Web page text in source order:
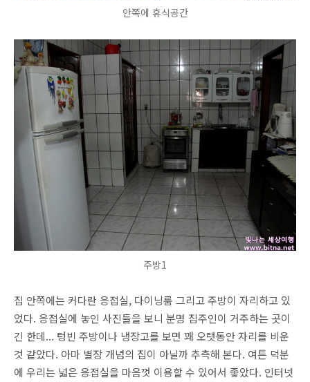
안쪽에 휴식공간
주방1
집 안쪽에는 커다란 응접실, 다이닝룸 그리고 주방이 자리하고 있
었다. 응접실에 놓인 사진들을 보니 분명 집주인이 거주하는 곳이
긴 한데... 텅빈 주방이나 냉장고를 보면 꽤 오랫동안 자리를 비운
것 같았다. 아마 별장 개념의 집이 아닐까 추측해 본다. 여튼 덕분
에 우리는 넓은 응접실을 마음껏 이용할 수 있어서 좋았다. 인터넷